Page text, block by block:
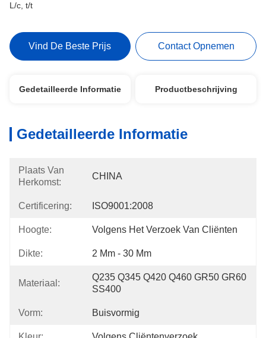
L/c, t/t
Vind De Beste Prijs Contact Opnemen
Gedetailleerde Informatie Productbeschrijving
Gedetailleerde Informatie
Plaats Van
Herkomst:
CHINA
Certificering: ISO9001:2008
Hoogte: Volgens Het Verzoek Van Cliënten
Dikte: 2 Mm - 30 Mm
Materiaal:
Q235 Q345 Q420 Q460 GR50 GR60
SS400
Vorm: Buisvormig